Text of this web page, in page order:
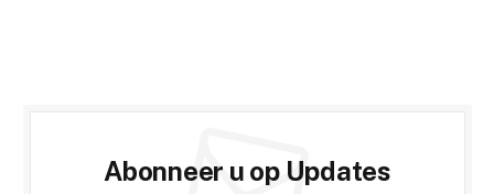
Abonneer u op Updates